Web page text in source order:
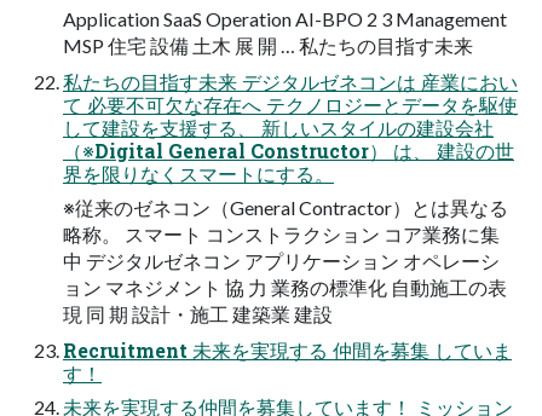
Application SaaS Operation AI-BPO 2 3 Management
MSP 住宅 設備 土木 展 開 … 私たちの目指す未来
私たちの目指す未来 デジタルゼネコンは 産業におい
て 必要不可欠な存在へ テクノロジーとデータを駆使
して建設を支援する、 新しいスタイルの建設会社
（※Digital General Constructor） は、 建設の世
界を限りなくスマートにする。
※従来のゼネコン（General Contractor）とは異なる
略称。 スマート コンストラクション コア業務に集
中 デジタルゼネコン アプリケーション オペレーシ
ョン マネジメント 協 力 業務の標準化 自動施工の表
現 同 期 設計・施工 建築業 建設
Recruitment 未来を実現する 仲間を募集 していま
す！
未来を実現する仲間を募集しています！ ミッション